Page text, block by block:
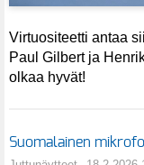
Virtuositeetti antaa
Paul Gilbert ja
olkaa hyvät!
Suomalainen